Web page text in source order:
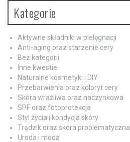
Kategorie
Aktywne składniki w pielęgnacji
Anti-aging oraz starzenie cery
Bez kategorii
Inne kwestie
Naturalne kosmetyki i DIY
Przebarwienia oraz koloryt cery
Skóra wrażliwa oraz naczynkowa
SPF oraz fotoprotekcja
Styl życia i kondycja skóry
Trądzik oraz skóra problematyczna
Uroda i moda